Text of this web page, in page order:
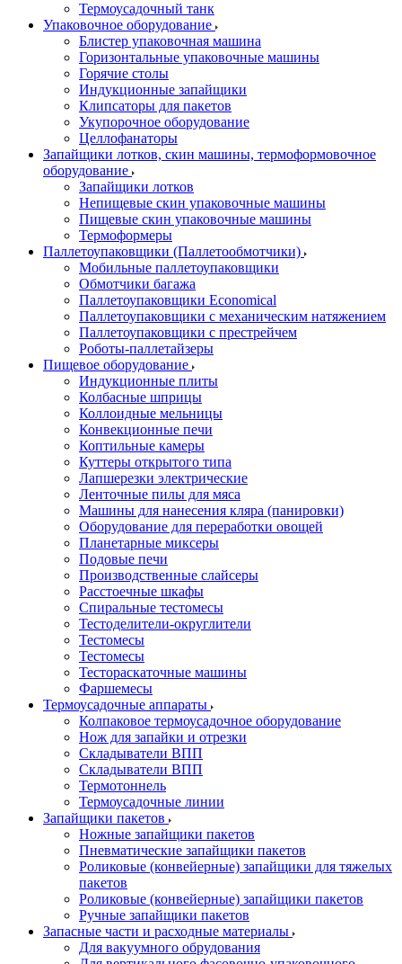
Термоусадочный танк
Упаковочное оборудование
Блистер упаковочная машина
Горизонтальные упаковочные машины
Горячие столы
Индукционные запайщики
Клипсаторы для пакетов
Укупорочное оборудование
Целлофанаторы
Запайщики лотков, скин машины, термоформовочное
оборудование
Запайщики лотков
Непищевые скин упаковочные машины
Пищевые скин упаковочные машины
Термоформеры
Паллетоупаковщики (Паллетообмотчики)
Мобильные паллетоупаковщики
Обмотчики багажа
Паллетоупаковщики Economical
Паллетоупаковщики с механическим натяжением
Паллетоупаковщики с престрейчем
Роботы-паллетайзеры
Пищевое оборудование
Индукционные плиты
Колбасные шприцы
Коллоидные мельницы
Конвекционные печи
Коптильные камеры
Куттеры открытого типа
Лапшерезки электрические
Ленточные пилы для мяса
Машины для нанесения кляра (панировки)
Оборудование для переработки овощей
Планетарные миксеры
Подовые печи
Производственные слайсеры
Расстоечные шкафы
Спиральные тестомесы
Тестоделители-округлители
Тестомесы
Тестомесы
Тестораскаточные машины
Фаршемесы
Термоусадочные аппараты
Колпаковое термоусадочное оборудование
Нож для запайки и отрезки
Складыватели ВПП
Складыватели ВПП
Термотоннель
Термоусадочные линии
Запайщики пакетов
Ножные запайщики пакетов
Пневматические запайщики пакетов
Роликовые (конвейерные) запайщики для тяжелых
пакетов
Роликовые (конвейерные) запайщики пакетов
Ручные запайщики пакетов
Запасные части и расходные материалы
Для вакуумного обрудования